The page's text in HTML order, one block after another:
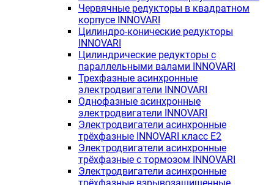
Червячные редукторы в квадратном
корпусе INNOVARI
Цилиндро-конические редукторы
INNOVARI
Цилиндрические редукторы с
параллельными валами INNOVARI
Трехфазные асинхронные
электродвигатели INNOVARI
Однофазные асинхронные
электродвигатели INNOVARI
Электродвигатели асинхронные
трёхфазные INNOVARI класс E2
Электродвигатели асинхронные
трёхфазные с тормозом INNOVARI
Электродвигатели асинхронные